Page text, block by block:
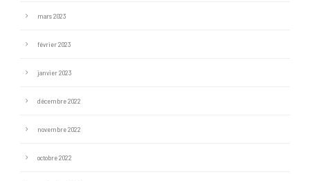
mars 2023
février 2023
janvier 2023
décembre 2022
novembre 2022
octobre 2022